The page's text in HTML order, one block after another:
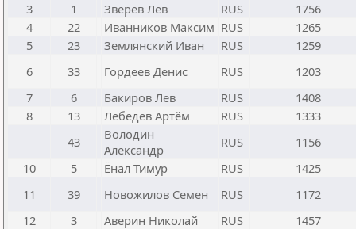
3
1 Зверев Лев RUS
1756
4
22 Иванников Максим RUS
1265
5
23 Землянский Иван RUS
1259
6
33 Гордеев Денис RUS
1203
7
6 Бакиров Лев RUS
1408
8
13 Лебедев Артём RUS
1333
43
Володин
Александр
RUS
1156
10
5 Ёнал Тимур RUS
1425
11
39 Новожилов Семен RUS
1172
12
3 Аверин Николай RUS
1457